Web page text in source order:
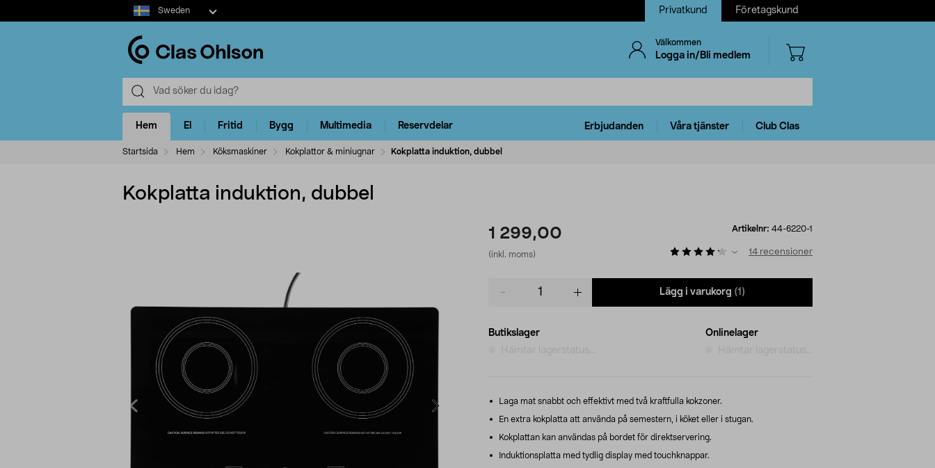
Select
market
Sweden Privatkund Företagskund
Välkommen
Logga in/Bli medlem
Hem El Fritid Bygg Multimedia Reservdelar Erbjudanden Våra tjänster Club Clas
Startsida Hem Köksmaskiner Kokplattor & miniugnar Kokplatta induktion, dubbel
Kokplatta induktion, dubbel
1 299,00
(inkl. moms)
Artikelnr: 44-6220-1
14 recensioner
Lägg i varukorg (1)
Butikslager
Onlinelager
Laga mat snabbt och effektivt med två kraftfulla kokzoner.
En extra kokplatta att använda på semestern, i köket eller i stugan.
Kokplattan kan användas på bordet för direktservering.
Induktionsplatta med tydlig display med touchknappar.